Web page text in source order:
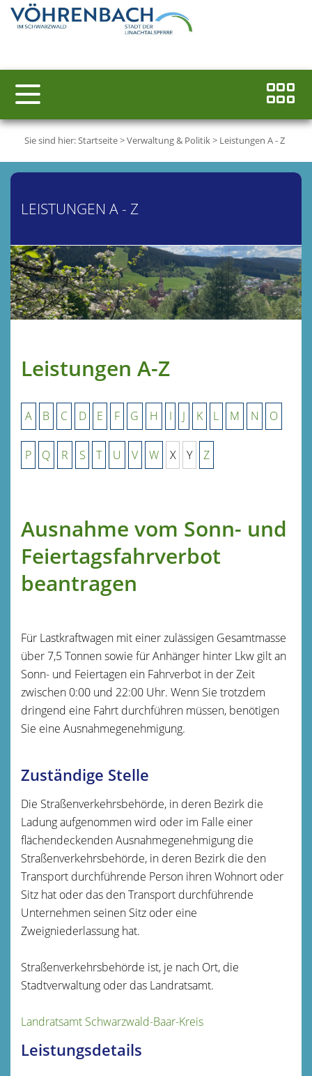
Sie sind hier:Startseite>Verwaltung & Politik> Leistungen A - Z
LEISTUNGEN A - Z
Leistungen A-Z
A B C D E F G H I J K L M N O
P Q R S T U V W X Y Z
Ausnahme vom Sonn- und
Feiertagsfahrverbot
beantragen
Für Lastkraftwagen mit einer zulässigen Gesamtmasse
über 7,5 Tonnen sowie für Anhänger hinter Lkw gilt an
Sonn- und Feiertagen ein Fahrverbot in der Zeit
zwischen 0:00 und 22:00 Uhr. Wenn Sie trotzdem
dringend eine Fahrt durchführen müssen, benötigen
Sie eine Ausnahmegenehmigung.
Zuständige Stelle
Die Straßenverkehrsbehörde, in deren Bezirk die
Ladung aufgenommen wird oder im Falle einer
flächendeckenden Ausnahmegenehmigung die
Straßenverkehrsbehörde, in deren Bezirk die den
Transport durchführende Person ihren Wohnort oder
Sitz hat oder das den Transport durchführende
Unternehmen seinen Sitz oder eine
Zweigniederlassung hat.
Straßenverkehrsbehörde ist, je nach Ort, die
Stadtverwaltung oder das Landratsamt.
Landratsamt Schwarzwald-Baar-Kreis
Leistungsdetails